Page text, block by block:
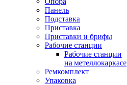
Панель
Подставка
Приставка
Приставки и брифы
Рабочие станции
Рабочие станции
на метеллокаркасе
Ремкомплект
Упаковка